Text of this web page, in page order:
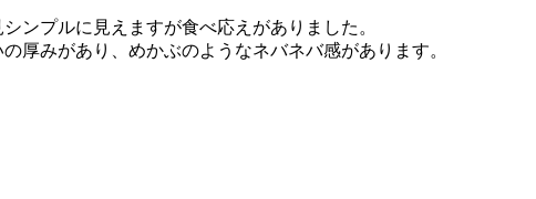
ンプルに見えますが食べ応えがありました。
厚みがあり、めかぶのようなネバネバ感があります。